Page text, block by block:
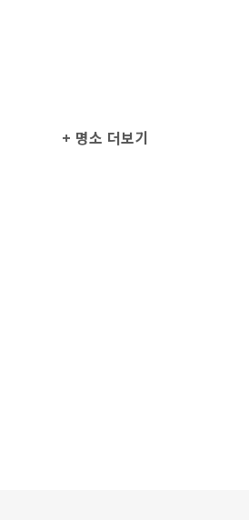
+ 명소 더보기